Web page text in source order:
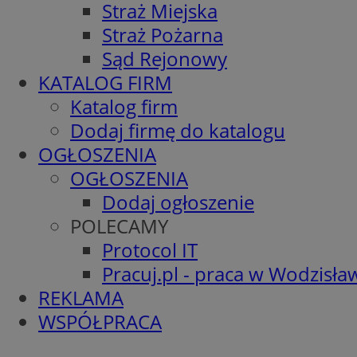
Straż Miejska
Straż Pożarna
Sąd Rejonowy
KATALOG FIRM
Katalog firm
Dodaj firmę do katalogu
OGŁOSZENIA
OGŁOSZENIA
Dodaj ogłoszenie
POLECAMY
Protocol IT
Pracuj.pl - praca w
REKLAMA
WSPÓŁPRACA